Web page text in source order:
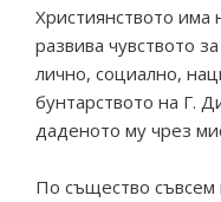
Християнството има
развива чувството
лично, социално,
бунтарството на Г.
даденото му чрез
По същество съвсем